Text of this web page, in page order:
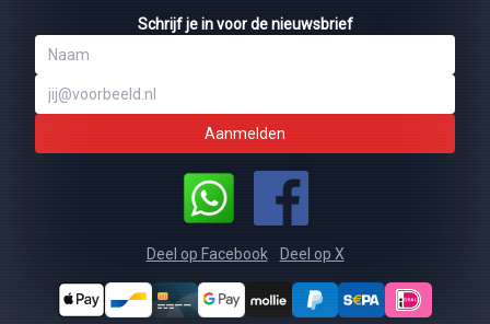
Schrijf je in voor de nieuwsbrief
Aanmelden
Deel op Facebook Deel op X